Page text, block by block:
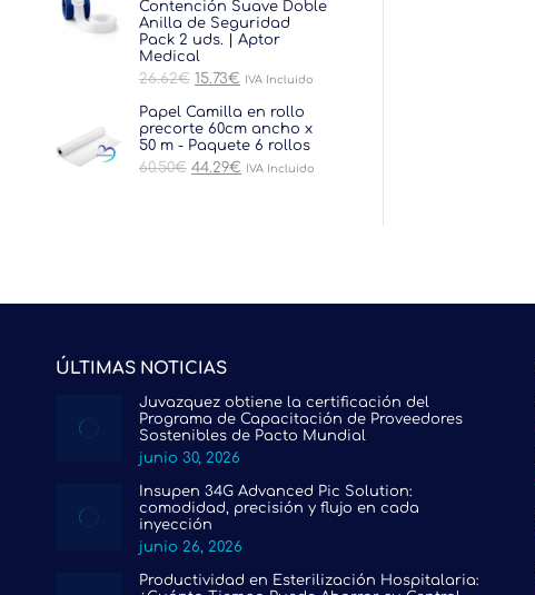
era:
30.25€.
es:
18.15€.
Contención Suave Doble
Anilla de Seguridad
Pack 2 uds. | Aptor
Medical
26.62€ El
original
era:
26.62€.
15.73€ El
actual
es:
15.73€.
IVA Incluido
Papel Camilla en rollo
precorte 60cm ancho x
50 m - Paquete 6 rollos
60.50€ El
44.29€ El
IVA Incluido
ÚLTIMAS NOTICIAS
Juvazquez obtiene la certificación del
Programa de Capacitación de Proveedores
Sostenibles de Pacto Mundial
junio 30, 2026
Insupen 34G Advanced Pic Solution:
comodidad, precisión y flujo en cada
inyección
junio 26, 2026
Productividad en Esterilización Hospitalaria: